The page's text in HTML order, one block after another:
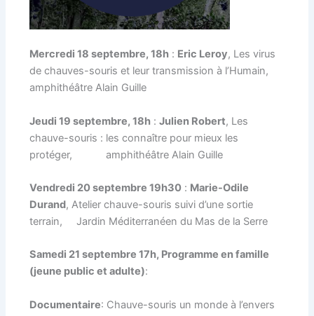
Mercredi 18 septembre, 18h : Eric Leroy, Les virus
de chauves-souris et leur transmission à l’Humain,
amphithéâtre Alain Guille
Jeudi 19 septembre, 18h :Julien Robert, Les
chauve-souris : les connaître pour mieux les
protéger, amphithéâtre Alain Guille
Vendredi 20 septembre 19h30 : Marie-Odile
Durand, Atelier chauve-souris suivi d’une sortie
terrain, Jardin Méditerranéen du Mas de la Serre
Samedi 21 septembre 17h, Programme en famille
(jeune public et adulte):
Documentaire: Chauve-souris un monde à l’envers